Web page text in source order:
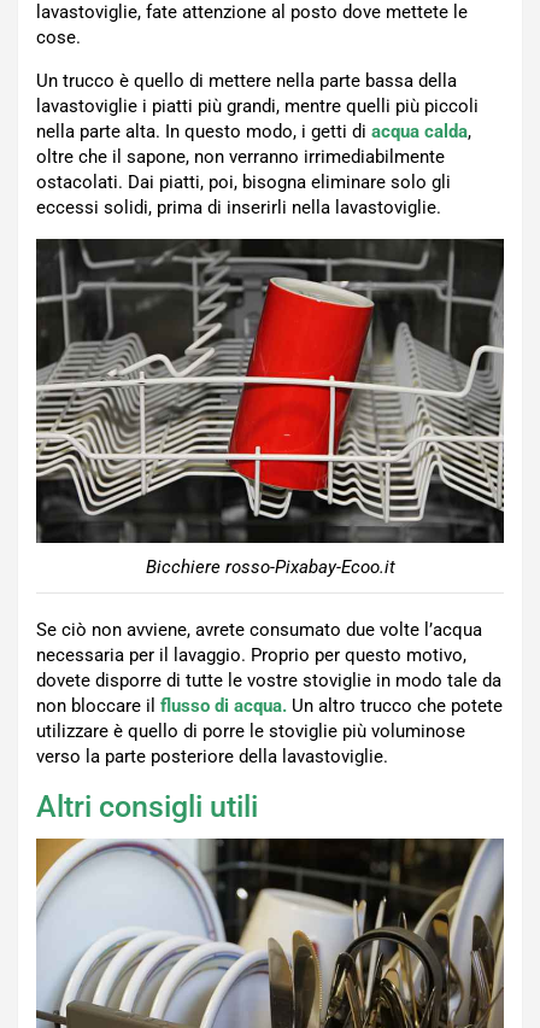
lavastoviglie, fate attenzione al posto dove mettete le
cose.
Un trucco è quello di mettere nella parte bassa della
lavastoviglie i piatti più grandi, mentre quelli più piccoli
nella parte alta. In questo modo, i getti di acqua calda,
oltre che il sapone, non verranno irrimediabilmente
ostacolati. Dai piatti, poi, bisogna eliminare solo gli
eccessi solidi, prima di inserirli nella lavastoviglie.
Bicchiere rosso-Pixabay-Ecoo.it
Se ciò non avviene, avrete consumato due volte l’acqua
necessaria per il lavaggio. Proprio per questo motivo,
dovete disporre di tutte le vostre stoviglie in modo tale da
non bloccare il flusso di acqua. Un altro trucco che potete
utilizzare è quello di porre le stoviglie più voluminose
verso la parte posteriore della lavastoviglie.
Altri consigli utili